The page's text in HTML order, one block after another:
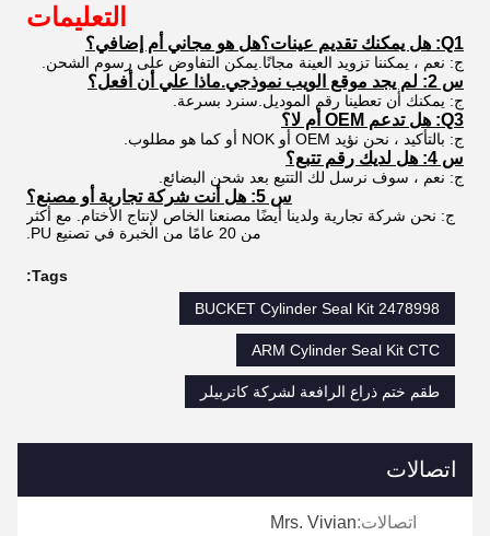
التعليمات
Q1: هل يمكنك تقديم عينات؟هل هو مجاني أم إضافي؟
ج: نعم ، يمكننا تزويد العينة مجانًا.يمكن التفاوض على رسوم الشحن.
س 2: لم يجد موقع الويب نموذجي.ماذا علي أن أفعل؟
ج: يمكنك أن تعطينا رقم الموديل.سنرد بسرعة.
Q3: هل تدعم OEM أم لا؟
ج: بالتأكيد ، نحن نؤيد OEM أو NOK أو كما هو مطلوب.
س 4: هل لديك رقم تتبع؟
ج: نعم ، سوف نرسل لك التتبع بعد شحن البضائع.
س 5: هل أنت شركة تجارية أو مصنع؟
ج: نحن شركة تجارية ولدينا أيضًا مصنعنا الخاص لإنتاج الأختام. مع أكثر
من 20 عامًا من الخبرة في تصنيع PU.
Tags:
BUCKET Cylinder Seal Kit 2478998
ARM Cylinder Seal Kit CTC
طقم ختم ذراع الرافعة لشركة كاتربيلر
اتصالات
اتصالات:Mrs. Vivian